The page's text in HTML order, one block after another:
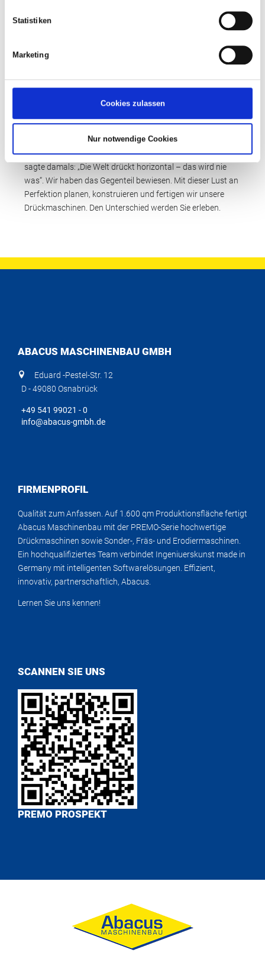
Statistiken
Marketing
Cookies zulassen
Nur notwendige Cookies
PREMO-DRÜCKMASCHINEN BRINGEN
DAS DRÜCKEN AUF EIN NEUES LEVEL
den Besten. Aber was zeichnet uns aus? Es ist unser
verbinden. Das leben wir seit Tag 1 der PREMO-
Erfolgsgeschichte, als wir die ersten waren, die komplett
neuartige Drückmaschinen entwickelt haben. Der Markt
sagte damals: „Die Welt drückt horizontal – das wird nie
was“. Wir haben das Gegenteil bewiesen. Mit dieser Lust an
Perfektion planen, konstruieren und fertigen wir unsere
Drückmaschinen. Den Unterschied werden Sie erleben.
ABACUS MASCHINENBAU GMBH
Eduard -Pestel-Str. 12
D - 49080 Osnabrück
+49 541 99021 - 0
info@abacus-gmbh.de
FIRMENPROFIL
Qualität zum Anfassen. Auf 1.600 qm Produktionsfläche fertigt
Abacus Maschinenbau mit der PREMO-Serie hochwertige
Drückmaschinen sowie Sonder-, Fräs- und Erodiermaschinen.
Ein hochqualifiziertes Team verbindet Ingeniuerskunst made in
Germany mit intelligenten Softwarelösungen. Effizient,
innovativ, partnerschaftlich, Abacus.
Lernen Sie uns kennen!
SCANNEN SIE UNS
PREMO PROSPEKT